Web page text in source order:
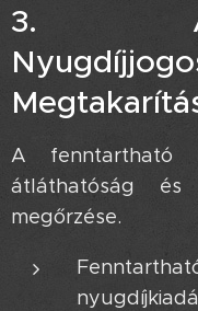
3. A
A fenntartható
átláthatóság
megőrzése.